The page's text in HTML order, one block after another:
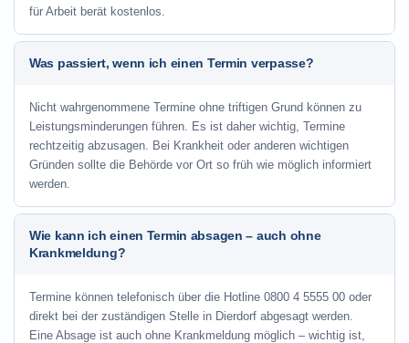
für Arbeit berät kostenlos.
Was passiert, wenn ich einen Termin verpasse?
Nicht wahrgenommene Termine ohne triftigen Grund können zu
Leistungsminderungen führen. Es ist daher wichtig, Termine
rechtzeitig abzusagen. Bei Krankheit oder anderen wichtigen
Gründen sollte die Behörde vor Ort so früh wie möglich informiert
werden.
Wie kann ich einen Termin absagen – auch ohne
Krankmeldung?
Termine können telefonisch über die Hotline 0800 4 5555 00 oder
direkt bei der zuständigen Stelle in Dierdorf abgesagt werden.
Eine Absage ist auch ohne Krankmeldung möglich – wichtig ist,